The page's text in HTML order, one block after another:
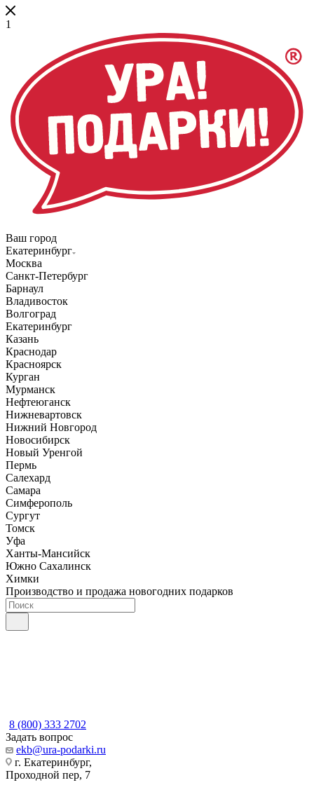
1
Ваш город
Екатеринбург
Москва
Санкт-Петербург
Барнаул
Владивосток
Волгоград
Екатеринбург
Казань
Краснодар
Красноярск
Курган
Мурманск
Нефтеюганск
Нижневартовск
Нижний Новгород
Новосибирск
Новый Уренгой
Пермь
Салехард
Самара
Симферополь
Сургут
Томск
Уфа
Ханты-Мансийск
Южно Сахалинск
Химки
Производство и продажа новогодних подарков
8 (800) 333 2702
Задать вопрос
ekb@ura-podarki.ru
г. Екатеринбург,
Проходной пер, 7